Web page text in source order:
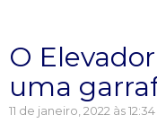
O
uma
11 de janeiro, 2022 às